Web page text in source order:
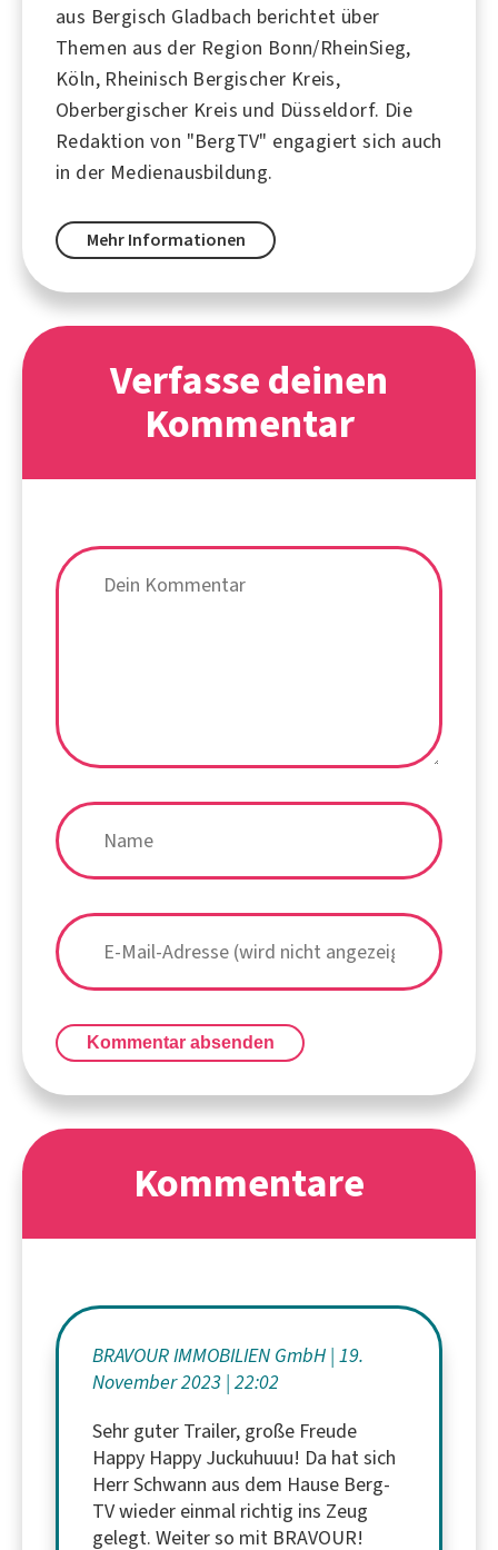
aus Bergisch Gladbach berichtet über
Themen aus der Region Bonn/RheinSieg,
Köln, Rheinisch Bergischer Kreis,
Oberbergischer Kreis und Düsseldorf. Die
Redaktion von "BergTV" engagiert sich auch
in der Medienausbildung.
Mehr Informationen
Verfasse deinen
Kommentar
Kommentar absenden
Kommentare
BRAVOUR IMMOBILIEN GmbH 19.
November 2023 22:02
Sehr guter Trailer, große Freude
Happy Happy Juckuhuuu! Da hat sich
Herr Schwann aus dem Hause Berg-
TV wieder einmal richtig ins Zeug
gelegt. Weiter so mit BRAVOUR!